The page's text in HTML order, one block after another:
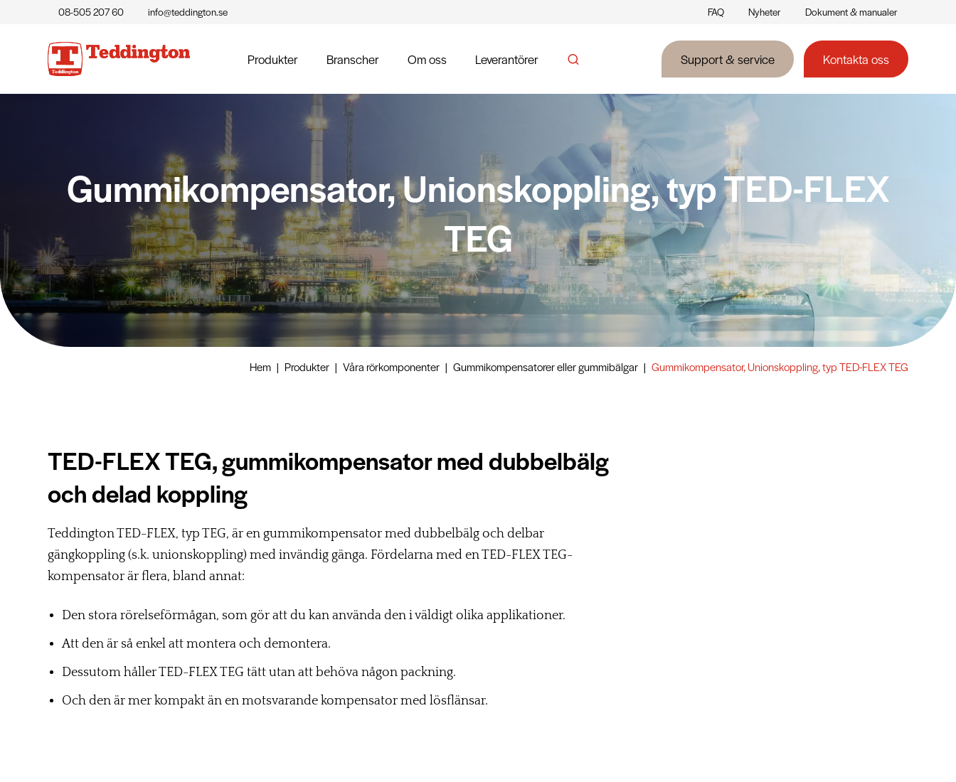
08-505 207 60 info@teddington.se FAQ Nyheter Dokument & manualer
Produkter Branscher Om oss Leverantörer Support & service Kontakta oss
Gummikompensator, Unionskoppling, typ TED-FLEX
TEG
Hem | Produkter | Våra rörkomponenter | Gummikompensatorer eller gummibälgar | Gummikompensator, Unionskoppling, typ TED-FLEX TEG
TED-FLEX TEG, gummikompensator med dubbelbälg
och delad koppling
Teddington TED-FLEX, typ TEG, är en gummikompensator med dubbelbälg och delbar
gängkoppling (s.k. unionskoppling) med invändig gänga. Fördelarna med en TED-FLEX TEG-
kompensator är flera, bland annat:
Den stora rörelseförmågan, som gör att du kan använda den i väldigt olika applikationer.
Att den är så enkel att montera och demontera.
Dessutom håller TED-FLEX TEG tätt utan att behöva någon packning.
Och den är mer kompakt än en motsvarande kompensator med lösflänsar.